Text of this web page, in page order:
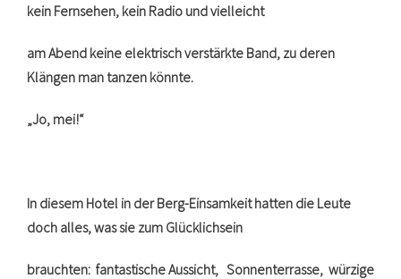
kein Fernsehen, kein Radio und vielleicht
am Abend keine elektrisch verstärkte Band, zu deren
Klängen man tanzen könnte.
„Jo, mei!“
In diesem Hotel in der Berg-Einsamkeit hatten die Leute
doch alles, was sie zum Glücklichsein
brauchten: fantastische Aussicht, Sonnenterrasse, würzige